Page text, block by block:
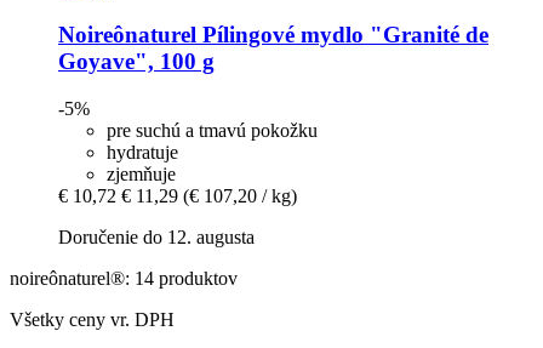
Noireônaturel Pílingové mydlo "Granité de
Goyave", 100 g
-5%
pre suchú a tmavú pokožku
hydratuje
zjemňuje
€ 10,72 € 11,29 (€ 107,20 / kg)
Doručenie do 12. augusta
noireônaturel®: 14 produktov
Všetky ceny vr. DPH